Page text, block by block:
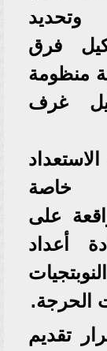
وتحديد
فرق
منظومة
غرف
خاصة
على
أعداد
الحرجة.
تقديم